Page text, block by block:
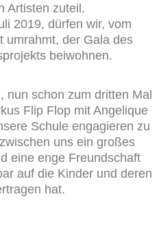
Artisten zuteil.
2019, dürfen wir, vom
umrahmt, der Gala des
beiwohnen.
nun schon zum dritten Mal
Flip Flop mit Angelique
Schule engagieren zu
uns ein großes
eine enge Freundschaft
auf die Kinder und deren
hat.